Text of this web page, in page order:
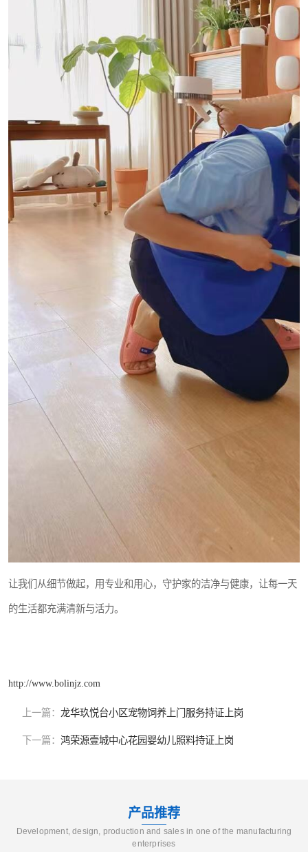
让我们从细节做起，用专业和用心，守护家的洁净与健康，让每一天
的生活都充满清新与活力。
http://www.bolinjz.com
上一篇： 龙华玖悦台小区宠物饲养上门服务持证上岗
下一篇： 鸿荣源壹城中心花园婴幼儿照料持证上岗
产品推荐
Development, design, production and sales in one of the manufacturing
enterprises